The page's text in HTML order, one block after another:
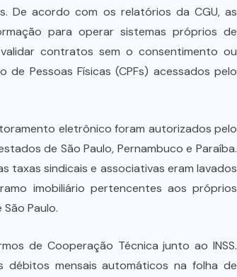
De acordo com os relatórios da CGU, as
para operar sistemas próprios de
contratos sem o consentimento ou
Pessoas Físicas (CPFs) acessados pelo
eletrônico foram autorizados pelo
de São Paulo, Pernambuco e Paraíba.
sindicais e associativas eram lavados
imobiliário pertencentes aos próprios
Paulo.
de Cooperação Técnica junto ao INSS.
débitos mensais automáticos na folha de
é condenada por usar
falsa gerada por IA